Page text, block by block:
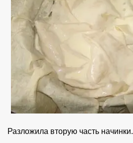
Разложила вторую часть начинки.